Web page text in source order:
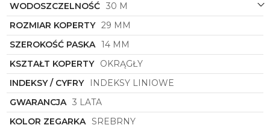
ZegarekBeringto nie tylko modne dodatki, ale
również najwyższa jakość wykonania. Dzięki
zastosowaniu wysokiej jakości materiałów, ten
zegarek będzie Ci służył przez wiele lat, zachowując
swoje nieskazitelne wykończenie.
Nie czekaj dłużej, i dodaj do swojej kolekcji ten
wyjątkowy zegarekBering , który podkreśli Twój
indywidualny styl i sprawi, że poczujesz się jeszcze
bardziej wyjątkowo. To więcej niż zegarek - to
esencja elegancji i klasy w jednym.
WODOSZCZELNOŚĆ 30 M
ROZMIAR KOPERTY 29 MM
SZEROKOŚĆ PASKA 14 MM
KSZTAŁT KOPERTY OKRĄGŁY
INDEKSY / CYFRY
INDEKSY LINIOWE
GWARANCJA 3 LATA
KOLOR ZEGARKA SREBRNY